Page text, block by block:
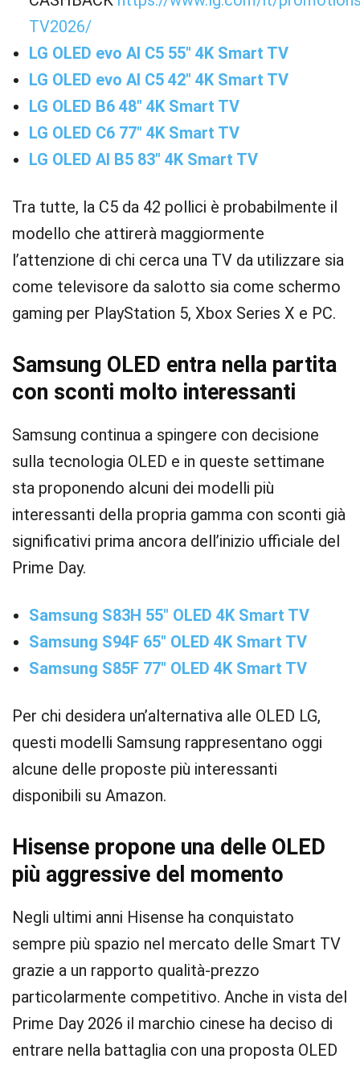
TV2026/
LG OLED evo AI C5 55″ 4K Smart TV
LG OLED evo AI C5 42″ 4K Smart TV
LG OLED B6 48″ 4K Smart TV
LG OLED C6 77″ 4K Smart TV
LG OLED AI B5 83″ 4K Smart TV
Tra tutte, la C5 da 42 pollici è probabilmente il
modello che attirerà maggiormente
l’attenzione di chi cerca una TV da utilizzare sia
come televisore da salotto sia come schermo
gaming per PlayStation 5, Xbox Series X e PC.
Samsung OLED entra nella partita
con sconti molto interessanti
Samsung continua a spingere con decisione
sulla tecnologia OLED e in queste settimane
sta proponendo alcuni dei modelli più
interessanti della propria gamma con sconti già
significativi prima ancora dell’inizio ufficiale del
Prime Day.
Samsung S83H 55″ OLED 4K Smart TV
Samsung S94F 65″ OLED 4K Smart TV
Samsung S85F 77″ OLED 4K Smart TV
Per chi desidera un’alternativa alle OLED LG,
questi modelli Samsung rappresentano oggi
alcune delle proposte più interessanti
disponibili su Amazon.
Hisense propone una delle OLED
più aggressive del momento
Negli ultimi anni Hisense ha conquistato
sempre più spazio nel mercato delle Smart TV
grazie a un rapporto qualità-prezzo
particolarmente competitivo. Anche in vista del
Prime Day 2026 il marchio cinese ha deciso di
entrare nella battaglia con una proposta OLED